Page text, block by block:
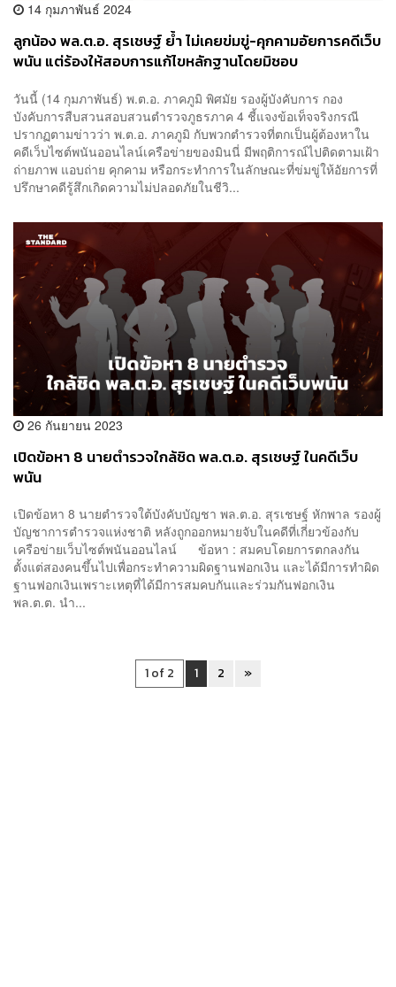
14 กุมภาพันธ์ 2024
ลูกน้อง พล.ต.อ. สุรเชษฐ์ ย้ำ ไม่เคยข่มขู่-คุกคามอัยการคดีเว็บ
พนัน แต่ร้องให้สอบการแก้ไขหลักฐานโดยมิชอบ
วันนี้ (14 กุมภาพันธ์) พ.ต.อ. ภาคภูมิ พิศมัย รองผู้บังคับการ กอง
บังคับการสืบสวนสอบสวนตำรวจภูธรภาค 4 ชี้แจงข้อเท็จจริงกรณี
ปรากฏตามข่าวว่า พ.ต.อ. ภาคภูมิ กับพวกตำรวจที่ตกเป็นผู้ต้องหาใน
คดีเว็บไซต์พนันออนไลน์เครือข่ายของมินนี่ มีพฤติการณ์ไปติดตามเฝ้า
ถ่ายภาพ แอบถ่าย คุกคาม หรือกระทำการในลักษณะที่ข่มขู่ให้อัยการที่
ปรึกษาคดีรู้สึกเกิดความไม่ปลอดภัยในชีวิ...
26 กันยายน 2023
เปิดข้อหา 8 นายตำรวจใกล้ชิด พล.ต.อ. สุรเชษฐ์ ในคดีเว็บ
พนัน
เปิดข้อหา 8 นายตำรวจใต้บังคับบัญชา พล.ต.อ. สุรเชษฐ์ หักพาล รองผู้
บัญชาการตำรวจแห่งชาติ หลังถูกออกหมายจับในคดีที่เกี่ยวข้องกับ
เครือข่ายเว็บไซต์พนันออนไลน์ ข้อหา : สมคบโดยการตกลงกัน
ตั้งแต่สองคนขึ้นไปเพื่อกระทำความผิดฐานฟอกเงิน และได้มีการทำผิด
ฐานฟอกเงินเพราะเหตุที่ได้มีการสมคบกันและร่วมกันฟอกเงิน
พล.ต.ต. นำ...
1 of 2 1 2 »